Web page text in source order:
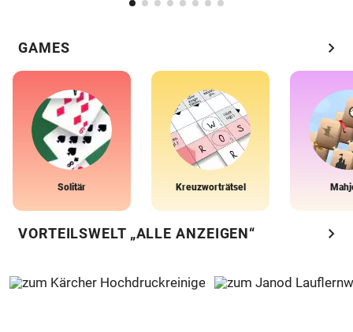
GAMES chevron_right
Solitär Kreuzworträtsel
VORTEILSWELT „ALLE ANZEIGEN“ chevron_right